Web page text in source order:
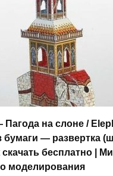
на слоне /
бумаги — развертка
бесплатно |
моделирования